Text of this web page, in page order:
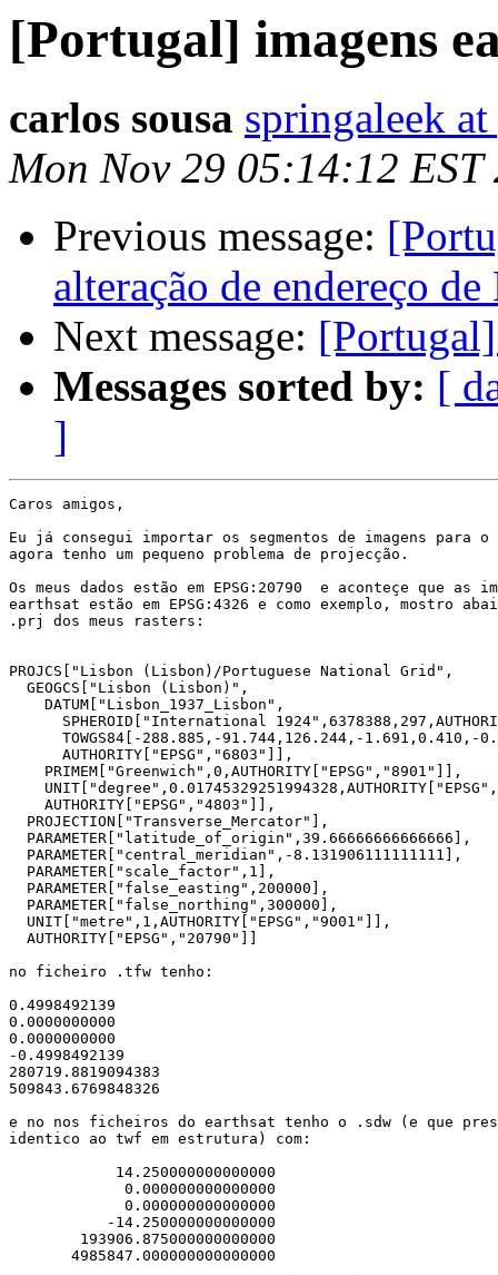
[Portugal] imagens
carlos sousa springaleek
Mon Nov 29 05:14:12 EST
Previous message:
alteração de endereço
Next message:
Messages sorted by: [
]
Caros amigos,
Eu já consegui importar os segmentos de imagens para o
agora tenho um pequeno problema de projecção.
Os meus dados estão em EPSG:20790  e aconteçe que as
earthsat estão em EPSG:4326 e como exemplo, mostro
.prj dos meus rasters:
PROJCS["Lisbon (Lisbon)/Portuguese National Grid",
  GEOGCS["Lisbon (Lisbon)",
    DATUM["Lisbon_1937_Lisbon",
SPHEROID["International
TOWGS84[-288.885,-91.744,126.244,-1.691,0.410,-
      AUTHORITY["EPSG","6803"]],
    PRIMEM["Greenwich",0,AUTHORITY["EPSG","8901"]],
    AUTHORITY["EPSG","4803"]],
  PROJECTION["Transverse_Mercator"],
  PARAMETER["latitude_of_origin",39.66666666666666],
  PARAMETER["central_meridian",-8.131906111111111],
  PARAMETER["scale_factor",1],
  PARAMETER["false_easting",200000],
  PARAMETER["false_northing",300000],
  UNIT["metre",1,AUTHORITY["EPSG","9001"]],
  AUTHORITY["EPSG","20790"]]
no ficheiro .tfw tenho:
0.4998492139
0.0000000000
0.0000000000
-0.4998492139
280719.8819094383
509843.6769848326
e no nos ficheiros do earthsat tenho o .sdw (e que
identico ao twf em estrutura) com:
            14.250000000000000
             0.000000000000000
             0.000000000000000
           -14.250000000000000
        193906.875000000000000
       4985847.000000000000000